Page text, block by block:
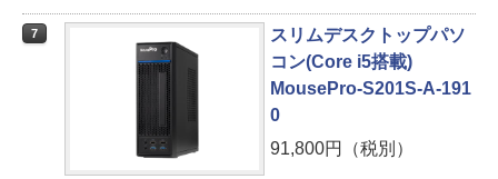
7
スリムデスクトップパソ
コン(Core i5搭載)
MousePro-S201S-A-191
0
91,800円（税別）